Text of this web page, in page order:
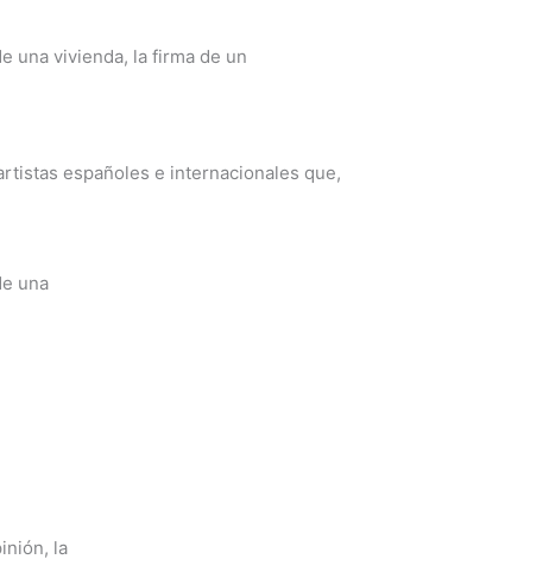
una vivienda, la firma de un
españoles e internacionales que,
una
la